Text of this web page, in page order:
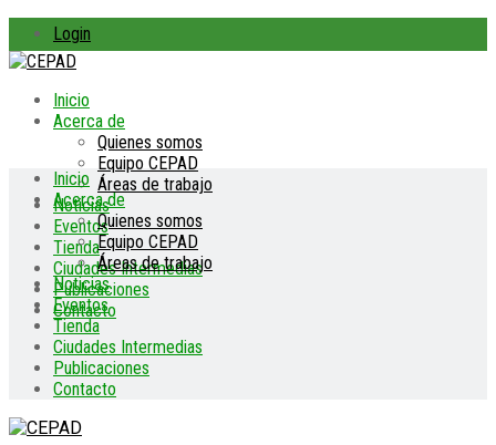
Login
Inicio
Acerca de
Quienes somos
Equipo CEPAD
Áreas de trabajo
Noticias
Eventos
Tienda
Ciudades Intermedias
Publicaciones
Contacto
Inicio
Acerca de
Quienes somos
Equipo CEPAD
Áreas de trabajo
Noticias
Eventos
Tienda
Ciudades Intermedias
Publicaciones
Contacto